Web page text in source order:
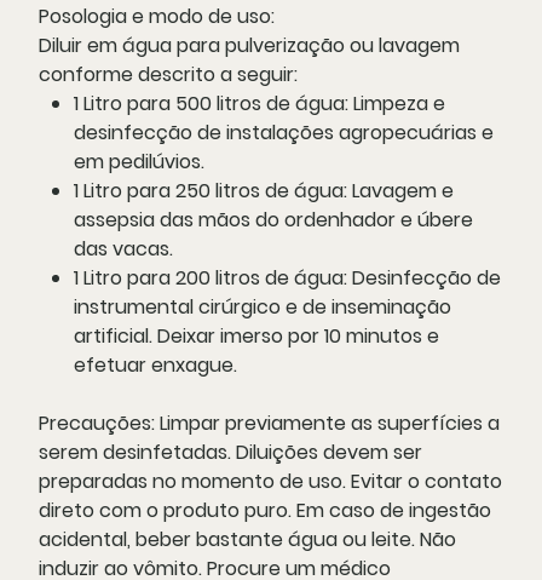
Posologia e modo de uso:
Diluir em água para pulverização ou lavagem
conforme descrito a seguir:
1 Litro para 500 litros de água: Limpeza e
desinfecção de instalações agropecuárias e
em pedilúvios.
1 Litro para 250 litros de água: Lavagem e
assepsia das mãos do ordenhador e úbere
das vacas.
1 Litro para 200 litros de água: Desinfecção de
instrumental cirúrgico e de inseminação
artificial. Deixar imerso por 10 minutos e
efetuar enxague.
Precauções:Limpar previamente as superfícies a
serem desinfetadas. Diluições devem ser
preparadas no momento de uso. Evitar o contato
direto com o produto puro. Em caso de ingestão
acidental, beber bastante água ou leite. Não
induzir ao vômito. Procure um médico